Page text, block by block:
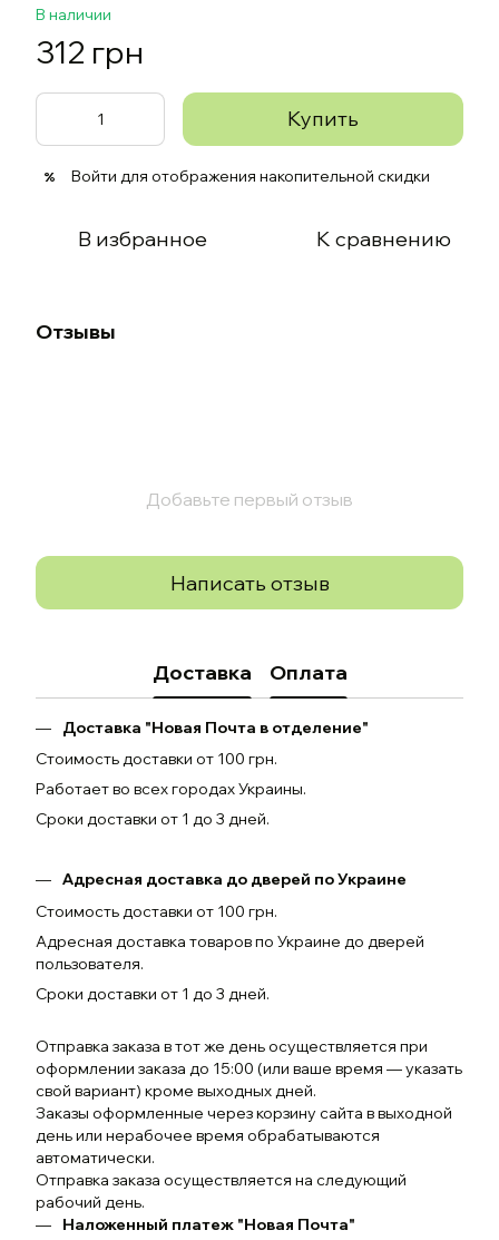
В наличии
312 грн
Купить
% Войти для отображения накопительной скидки
В избранное К сравнению
Отзывы
Добавьте первый отзыв
Написать отзыв
Доставка Оплата
Доставка "Новая Почта в отделение"
Стоимость доставки от 100 грн.
Работает во всех городах Украины.
Сроки доставки от 1 до 3 дней.
Адресная доставка до дверей по Украине
Стоимость доставки от 100 грн.
Адресная доставка товаров по Украине до дверей
пользователя.
Сроки доставки от 1 до 3 дней.
Отправка заказа в тот же день осуществляется при
оформлении заказа до 15:00 (или ваше время — указать
свой вариант) кроме выходных дней.
Заказы оформленные через корзину сайта в выходной
день или нерабочее время обрабатываются
автоматически.
Отправка заказа осуществляется на следующий
рабочий день.
Наложенный платеж "Новая Почта"